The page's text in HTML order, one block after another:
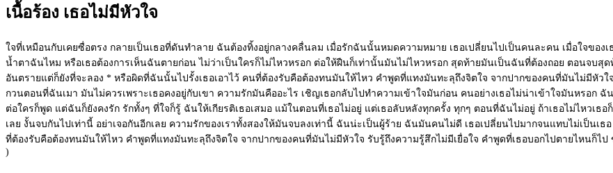
เนื้อร้อง เธอไม่มีหัวใจ
ใจที่เหมือนกับเคยซื่อตรง กลายเป็นเธอที่ดันทำลาย ฉันต้องทิ้งอยู่กลางคลื่นลม เมื่อรักฉันนั้นหมดความหมาย เธอเปลี่ยนไปเป็นคนละคน เมื่อใจของเธ
น้ำตาฉันไหม หรือเธอต้องการเห็นฉันตายก่อน ไม่ว่าเป็นใครก็ไม่ไหวหรอก ต่อให้ฝืนก็เท่านั้นมันไม่ไหวหรอก สุดท้ายมันเป็นฉันที่ต้องถอย ตอนจบสุ
อันตรายแต่ก็ยังที่จะลอง * หรือผิดที่ฉันนั้นไปรั้งเธอเอาไว้ คนที่ต้องรับคือต้องทนมันให้ไหว คำพูดที่แทงมันทะลุถึงจิตใจ จากปากของคนที่มันไม่มีหัวใ
กวนตอนที่ฉันเมา มันไม่ควรเพราะเธอคงอยู่กับเขา ความรักมันคืออะไร เชิญเธอกลับไปทำความเข้าใจมันก่อน คนอย่างเธอไม่น่าเข้าใจมันหรอก ฉั
ต่อใครก็พูด แต่ฉันก็ยังคงรัก รักทั้งๆ ที่ใจก็รู้ ฉันให้เกียรติเธอเสมอ แม้ในตอนที่เธอไม่อยู่ แต่เธอลับหลังทุกครั้ง ทุกๆ ตอนที่ฉันไม่อยู่ ถ้าเธอไม่ไหวเ
เลย งั้นจบกันไปเท่านี้ อย่าเจอกันอีกเลย ความรักของเราทั้งสองให้มันจบลงเท่านี้ ฉันน่ะเป็นผู้ร้าย ฉันมันคนไม่ดี เธอเปลี่ยนไปมากจนแทบไม่เป็น
ที่ต้องรับคือต้องทนมันให้ไหว คำพูดที่แทงมันทะลุถึงจิตใจ จากปากของคนที่มันไม่มีหัวใจ รับรู้ถึงความรู้สึกไม่มีเยื่อใจ คำพูดที่เธอบอกไปตายไหนก็ไ
)